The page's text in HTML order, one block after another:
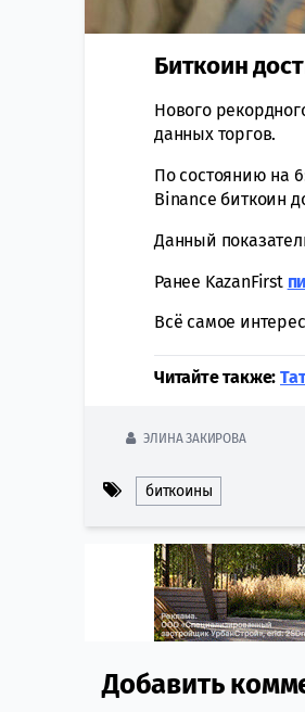
Биткоин
Нового
данных торгов.
По состоянию на
Binance биткоин
Данный
Ранее KazanFirst
Всё самое
Читайте также:
ЭЛИНА ЗАКИРОВА
биткоины
Comment
Добавить